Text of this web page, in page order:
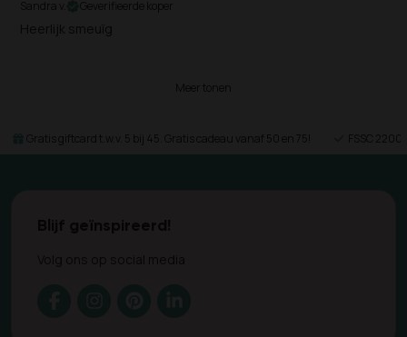
Sandra v. Geverifieerde koper
Heerlijk smeuïg
Meer tonen
Gratis giftcard t.w.v. 5 bij 45. Gratis cadeau vanaf 50 en 75! FSSC